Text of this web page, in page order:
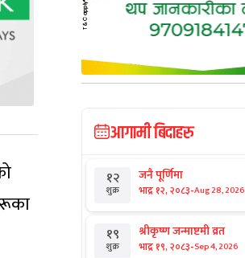
आगामी बिदाहरु
१२
शुक्र
जनै पूर्णिमा
भाद्र १२, २०८३-Aug 28, 2026
१९
शुक्र
श्रीकृष्ण जन्माष्टमी व्रत
भाद्र १९, २०८३-Sep 4, 2026